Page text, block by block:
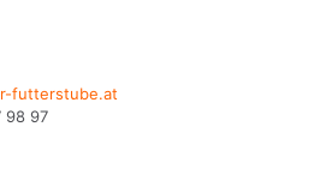
futterstube.at
98 97